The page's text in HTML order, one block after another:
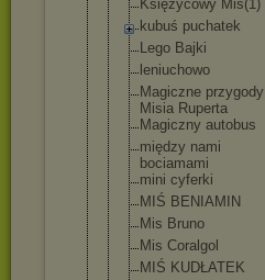
Księżycowy Miś(1)
kubuś puchatek
Lego Bajki
leniuchowo
Magiczne przygody
Misia Ruperta
Magiczny autobus
między nami
bociamami
mini cyferki
MIŚ BENIAMIN
Mis Bruno
Mis Coralgol
MIŚ KUDŁATEK